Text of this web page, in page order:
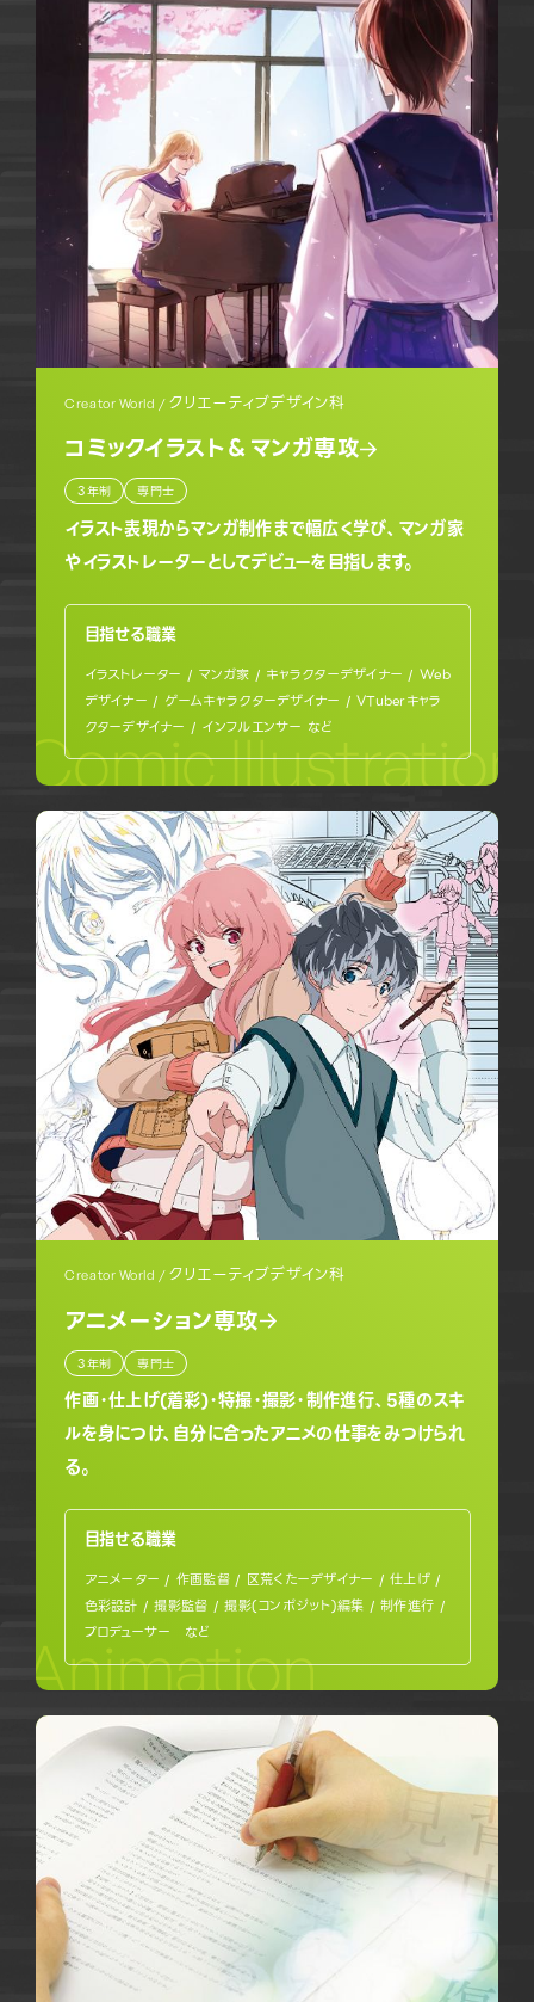
Creator World / クリエーティブデザイン科
コミックイラスト＆マンガ専攻
3年制 専門士
イラスト表現からマンガ制作まで幅広く学び、マンガ家
やイラストレーターとしてデビューを目指します。
目指せる職業
イラストレーター / マンガ家 / キャラクターデザイナー / Web
デザイナー / ゲームキャラクターデザイナー / VTuberキャラ
クターデザイナー / インフルエンサー など
Comic
Creator World / クリエーティブデザイン科
アニメーション専攻
3年制 専門士
作画・仕上げ(着彩)・特撮・撮影・制作進行、5種のスキ
ルを身につけ、自分に合ったアニメの仕事をみつけられ
る。
目指せる職業
アニメーター / 作画監督 / 区荒くたーデザイナー / 仕上げ /
色彩設計 / 撮影監督 / 撮影(コンポジット)編集 / 制作進行 /
プロデューサー など
Animation